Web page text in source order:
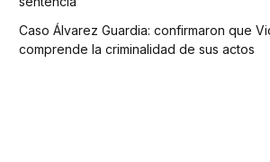
Caso Álvarez Guardia: confirmaron que
comprende la criminalidad de sus actos